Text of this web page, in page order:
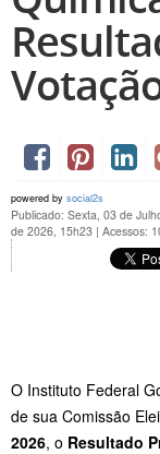
powered by social2s
Publicado: Sexta, 03 de
de 2026, 15h23 | Acessos:
O Instituto Federal
de sua Comissão
2026, o Resultado